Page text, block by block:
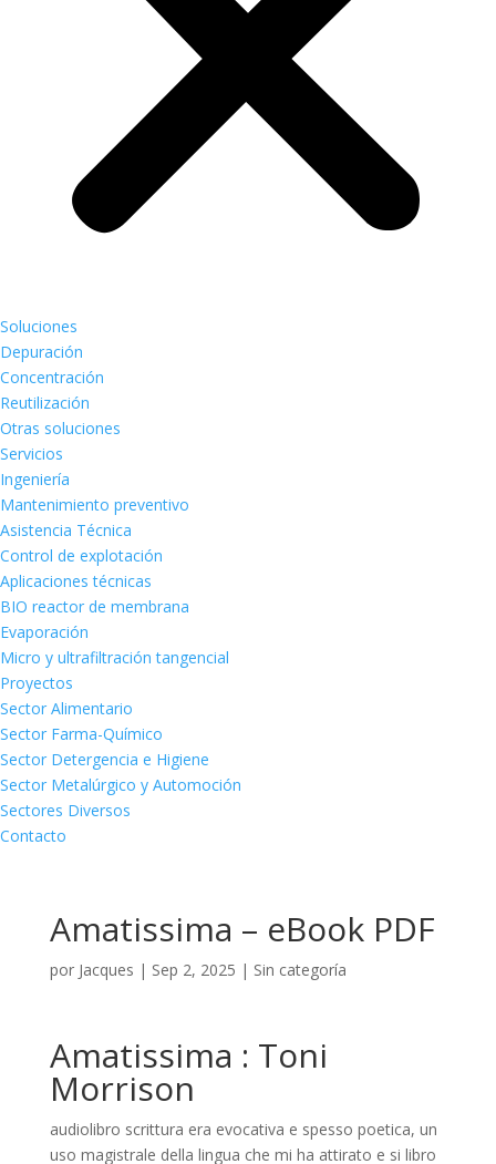
Soluciones
Depuración
Concentración
Reutilización
Otras soluciones
Servicios
Ingeniería
Mantenimiento preventivo
Asistencia Técnica
Control de explotación
Aplicaciones técnicas
BIO reactor de membrana
Evaporación
Micro y ultrafiltración tangencial
Proyectos
Sector Alimentario
Sector Farma-Químico
Sector Detergencia e Higiene
Sector Metalúrgico y Automoción
Sectores Diversos
Contacto
Amatissima – eBook PDF
por Jacques | Sep 2, 2025 | Sin categoría
Amatissima : Toni
Morrison
audiolibro scrittura era evocativa e spesso poetica, un
uso magistrale della lingua che mi ha attirato e si libro